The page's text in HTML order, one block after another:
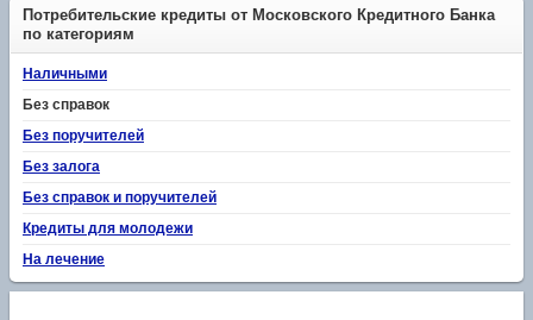
Потребительские кредиты от Московского Кредитного Банка
по категориям
Наличными
Без справок
Без поручителей
Без залога
Без справок и поручителей
Кредиты для молодежи
На лечение